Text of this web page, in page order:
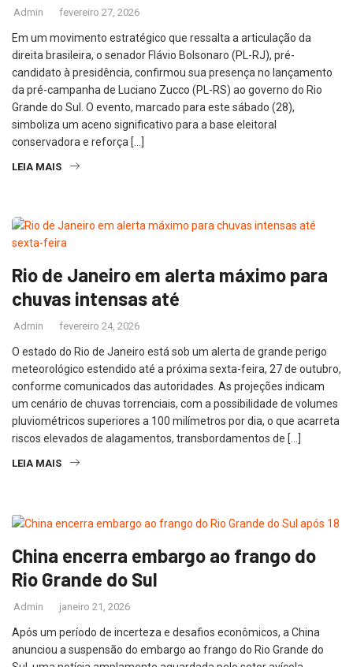
Admin fevereiro 27, 2026
Em um movimento estratégico que ressalta a articulação da
direita brasileira, o senador Flávio Bolsonaro (PL-RJ), pré-
candidato à presidência, confirmou sua presença no lançamento
da pré-campanha de Luciano Zucco (PL-RS) ao governo do Rio
Grande do Sul. O evento, marcado para este sábado (28),
simboliza um aceno significativo para a base eleitoral
conservadora e reforça […]
LEIA MAIS
Rio de Janeiro em alerta máximo para
chuvas intensas até
Admin fevereiro 24, 2026
O estado do Rio de Janeiro está sob um alerta de grande perigo
meteorológico estendido até a próxima sexta-feira, 27 de outubro,
conforme comunicados das autoridades. As projeções indicam
um cenário de chuvas torrenciais, com a possibilidade de volumes
pluviométricos superiores a 100 milímetros por dia, o que acarreta
riscos elevados de alagamentos, transbordamentos de […]
LEIA MAIS
China encerra embargo ao frango do
Rio Grande do Sul
Admin janeiro 21, 2026
Após um período de incerteza e desafios econômicos, a China
anunciou a suspensão do embargo ao frango do Rio Grande do